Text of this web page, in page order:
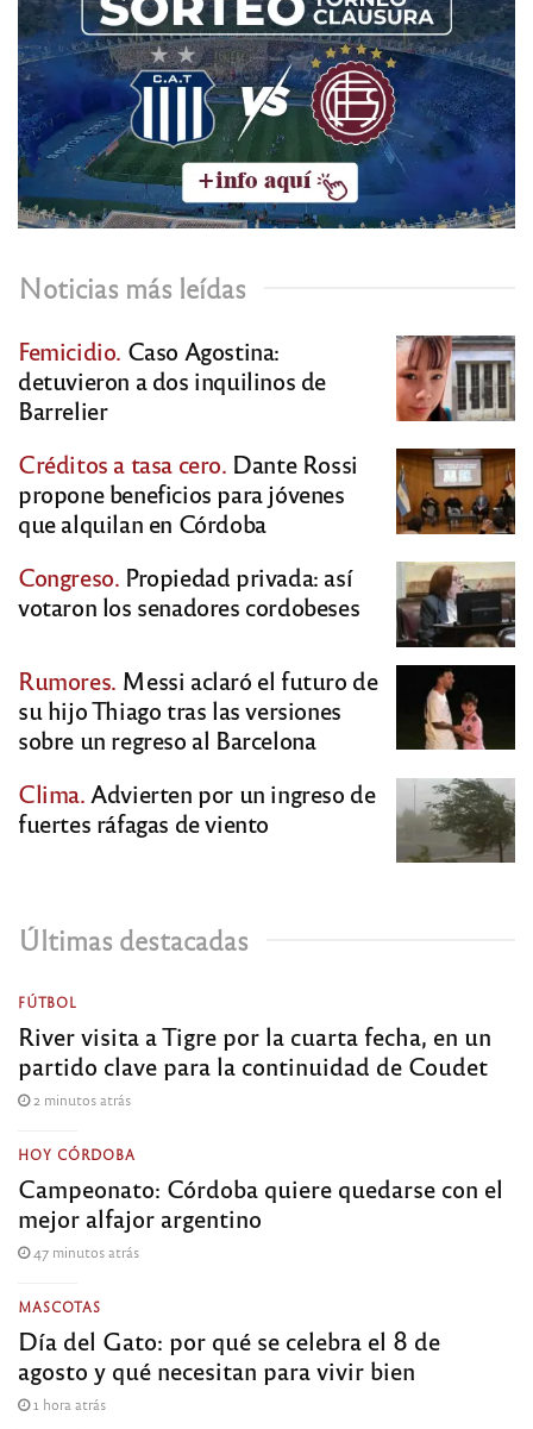
Noticias más leídas
Femicidio. Caso Agostina:
detuvieron a dos inquilinos de
Barrelier
Créditos a tasa cero. Dante Rossi
propone beneficios para jóvenes
que alquilan en Córdoba
Congreso. Propiedad privada: así
votaron los senadores cordobeses
Rumores. Messi aclaró el futuro de
su hijo Thiago tras las versiones
sobre un regreso al Barcelona
Clima. Advierten por un ingreso de
fuertes ráfagas de viento
Últimas destacadas
FÚTBOL
River visita a Tigre por la cuarta fecha, en un
partido clave para la continuidad de Coudet
2 minutos atrás
HOY CÓRDOBA
Campeonato: Córdoba quiere quedarse con el
mejor alfajor argentino
47 minutos atrás
MASCOTAS
Día del Gato: por qué se celebra el 8 de
agosto y qué necesitan para vivir bien
1 hora atrás